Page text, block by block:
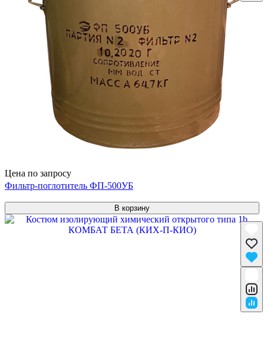
Цена по запросу
Фильтр-поглотитель ФП-500УБ
В корзину